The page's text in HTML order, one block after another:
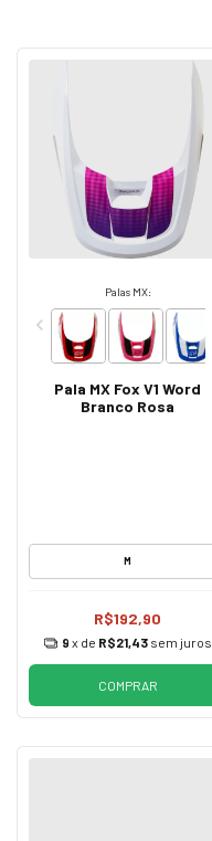
Palas MX:
Pala MX Fox V1 Word
Branco Rosa
M
R$192,90
9 x de R$21,43 sem juros
COMPRAR